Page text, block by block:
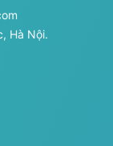
Hà Nội.